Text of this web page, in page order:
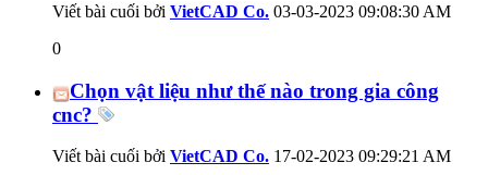
Viết bài cuối bởi VietCAD Co. 03-03-2023 09:08:30 AM
0
Chọn vật liệu như thế nào trong gia công
cnc?
Viết bài cuối bởi VietCAD Co. 17-02-2023 09:29:21 AM